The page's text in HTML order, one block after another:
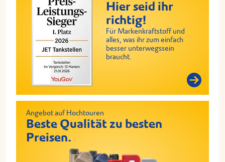
Hier seid ihr
richtig!
Für Markenkraftstoff und
alles, was ihr zum einfach
besser unterwegssein
braucht.
Angebot auf Hochtouren
Beste Qualität zu besten
Preisen.